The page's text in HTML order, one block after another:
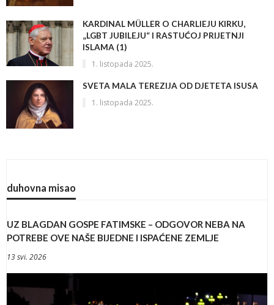
KARDINAL MÜLLER O CHARLIEJU KIRKU,
„LGBT JUBILEJU“ I RASTUĆOJ PRIJETNJI
ISLAMA (1)
1. listopada 2025.
SVETA MALA TEREZIJA OD DJETETA ISUSA
1. listopada 2025.
duhovna misao
UZ BLAGDAN GOSPE FATIMSKE – ODGOVOR NEBA NA
POTREBE OVE NAŠE BIJEDNE I ISPAĆENE ZEMLJE
13 svi. 2026